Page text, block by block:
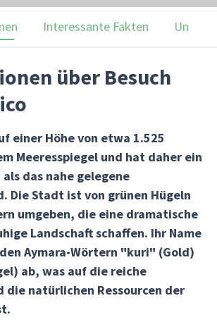
Interessante Fakten Unsere
über Besuch
einer Höhe von etwa 1.525
Meeresspiegel und hat daher ein
das nahe gelegene
Die Stadt ist von grünen Hügeln
umgeben, die eine dramatische
Landschaft schaffen. Ihr Name
Aymara-Wörtern "kuri" (Gold)
ab, was auf die reiche
die natürlichen Ressourcen der